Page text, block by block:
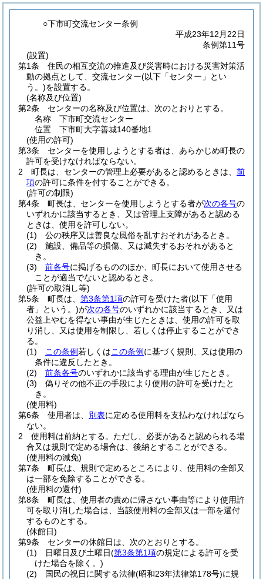
○下市町交流センター条例
平成23年12月22日
条例第11号
(設置)
第1条
住民の相互交流の推進及び災害時における災害対策活
動の拠点として、交流センター(以下「センター」とい
う。)を設置する。
(名称及び位置)
第2条
センターの名称及び位置は、次のとおりとする。
名称 下市町交流センター
位置 下市町大字善城140番地1
(使用の許可)
第3条
センターを使用しようとする者は、あらかじめ町長の
許可を受けなければならない。
2
町長は、センターの管理上必要があると認めるときは、 前
項の許可に条件を付することができる。
(許可の制限)
第4条
町長は、センターを使用しようとする者が次の各号の
いずれかに該当するとき、又は管理上支障があると認める
ときは、使用を許可しない。
(1)
公の秩序又は善良な風俗を乱すおそれがあるとき。
(2)
施設、備品等の損傷、又は滅失するおそれがあると
き。
(3)
前各号に掲げるもののほか、町長において使用させる
ことが適当でないと認めるとき。
(許可の取消し等)
第5条
町長は、 第3条第1項の許可を受けた者(以下「使用
者」という。)が次の各号のいずれかに該当するとき、又は
公益上やむを得ない事由が生じたときは、使用の許可を取
り消し、又は使用を制限し、若しくは停止することができ
る。
(1)
この条例若しくはこの条例 に基づく規則、又は使用の
条件に違反したとき。
(2)
前条各号のいずれかに該当する理由が生じたとき。
(3)
偽りその他不正の手段により使用の許可を受けたと
き。
(使用料)
第6条
使用者は、 別表に定める使用料を支払わなければなら
ない。
2
使用料は前納とする。 ただし、必要があると認められる場
合又は規則で定める場合は、後納とすることができる。
(使用料の減免)
第7条
町長は、規則で定めるところにより、使用料の全部又
は一部を免除することができる。
(使用料の還付)
第8条
町長は、使用者の責めに帰さない事由等により使用許
可を取り消した場合は、当該使用料の全部又は一部を還付
するものとする。
(休館日)
第9条
センターの休館日は、次のとおりとする。
(1)
日曜日及び土曜日(第3条第1項の規定による許可を受
けた場合を除く。)
(2)
国民の祝日に関する法律(昭和23年法律第178号)に規